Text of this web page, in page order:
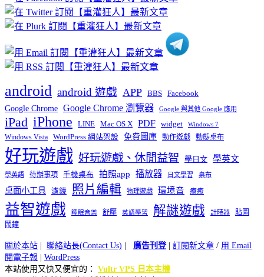
分
類
android android 遊戲 APP BBS Facebook
Google Chrome Google Chrome 瀏覽器 Google 與其他 Google 應用
iPad iPhone LINE Mac OS X PDF widget Windows 7
Windows Vista WordPress 網站架設 免費圖庫 動作遊戲 動態桌布
好玩遊戲 好玩遊戲、休閒益智 學日文 學英文
學英語 待辦事項 手機桌布 拍照app 播放器 日文學習 桌布
桌面小工具 濾鏡 照片編輯 物理遊戲 環境音 療癒
益智遊戲 睡眠音樂 舒壓 英語學習 解謎遊戲 計時器
貼圖
鬧鐘
關於本站 | 聯絡站長(Contact Us) | 廣告刊登| 訂閱新文章 / 用 Email
閱電子報 | WordPress
本站使用又快又便宜的： Vultr VPS 日本主機